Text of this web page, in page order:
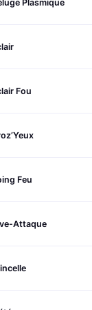
Plasmique
Fou
Feu
Attaque